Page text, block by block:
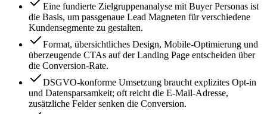
Eine fundierte Zielgruppenanalyse mit Buyer Personas ist
die Basis, um passgenaue Lead Magneten für verschiedene
Kundensegmente zu gestalten.
Format, übersichtliches Design, Mobile-Optimierung und
überzeugende CTAs auf der Landing Page entscheiden über
die Conversion-Rate.
DSGVO-konforme Umsetzung braucht explizites Opt-in
und Datensparsamkeit; oft reicht die E-Mail-Adresse,
zusätzliche Felder senken die Conversion.